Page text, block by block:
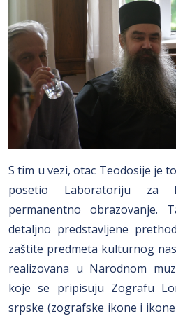
S tim u vezi, otac Teodosije je
posetio Laboratoriju za
permanentno obrazovanje.
detaljno predstavljene
zaštite predmeta kulturnog
realizovana u Narodnom
koje se pripisuju Zografu
srpske (zografske ikone i